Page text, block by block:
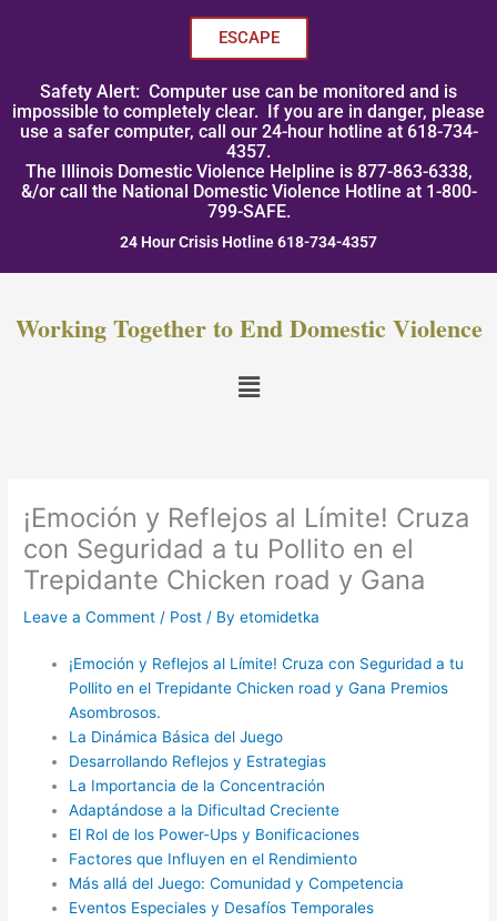
ESCAPE
Safety Alert: Computer use can be monitored and is
impossible to completely clear. If you are in danger, please
use a safer computer, call our 24-hour hotline at 618-734-
4357.
The Illinois Domestic Violence Helpline is 877-863-6338,
&/or call the National Domestic Violence Hotline at 1-800-
799-SAFE.
24 Hour Crisis Hotline 618-734-4357
Working Together to End Domestic Violence
Menu
¡Emoción y Reflejos al Límite! Cruza
con Seguridad a tu Pollito en el
Trepidante Chicken road y Gana
Leave a Comment / Post / Byetomidetka
¡Emoción y Reflejos al Límite! Cruza con Seguridad a tu
Pollito en el Trepidante Chicken road y Gana Premios
Asombrosos.
La Dinámica Básica del Juego
Desarrollando Reflejos y Estrategias
La Importancia de la Concentración
Adaptándose a la Dificultad Creciente
El Rol de los Power-Ups y Bonificaciones
Factores que Influyen en el Rendimiento
Más allá del Juego: Comunidad y Competencia
Eventos Especiales y Desafíos Temporales